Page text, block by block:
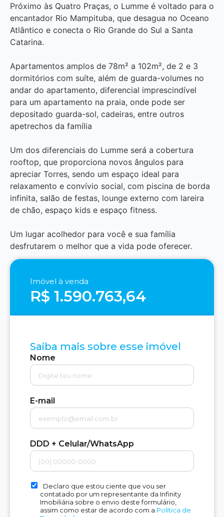
Próximo às Quatro Praças, o Lumme é voltado para o
encantador Rio Mampituba, que desagua no Oceano
Atlântico e conecta o Rio Grande do Sul a Santa
Catarina.
Apartamentos amplos de 78m² a 102m², de 2 e 3
dormitórios com suíte, além de guarda-volumes no
andar do apartamento, diferencial imprescindível
para um apartamento na praia, onde pode ser
depositado guarda-sol, cadeiras, entre outros
apetrechos da família
Um dos diferenciais do Lumme será a cobertura
rooftop, que proporciona novos ângulos para
apreciar Torres, sendo um espaço ideal para
relaxamento e convívio social, com piscina de borda
infinita, salão de festas, lounge externo com lareira
de chão, espaço kids e espaço fitness.
Um lugar acolhedor para você e sua família
desfrutarem o melhor que a vida pode oferecer.
Imóvel à venda
R$ 1.590.763,64
Saiba mais sobre esse imóvel
Nome
E-mail
DDD + Celular/WhatsApp
Declaro que estou ciente que vou ser
contatado por um representante da Infinity
Imobiliária sobre o envio deste formulário,
assim como estar de acordo com a Política de